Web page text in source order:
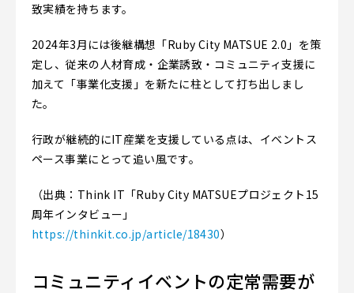
致実績を持ちます。
2024年3月には後継構想「Ruby City MATSUE 2.0」を策
定し、従来の人材育成・企業誘致・コミュニティ支援に
加えて「事業化支援」を新たに柱として打ち出しまし
た。
行政が継続的にIT産業を支援している点は、イベントス
ペース事業にとって追い風です。
（出典：Think IT「Ruby City MATSUEプロジェクト15
周年インタビュー」
https://thinkit.co.jp/article/18430）
コミュニティイベントの定常需要が